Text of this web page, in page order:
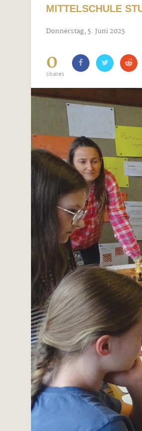
MITTELSCHULE
Donnerstag, 5. Juni 2025
0
shares